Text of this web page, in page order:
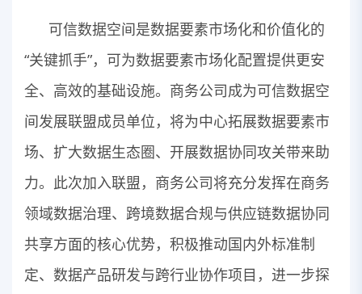
可信数据空间是数据要素市场化和价值化的
“关键抓手”，可为数据要素市场化配置提供更安
全、高效的基础设施。商务公司成为可信数据空
间发展联盟成员单位，将为中心拓展数据要素市
场、扩大数据生态圈、开展数据协同攻关带来助
力。此次加入联盟，商务公司将充分发挥在商务
领域数据治理、跨境数据合规与供应链数据协同
共享方面的核心优势，积极推动国内外标准制
定、数据产品研发与跨行业协作项目，进一步探